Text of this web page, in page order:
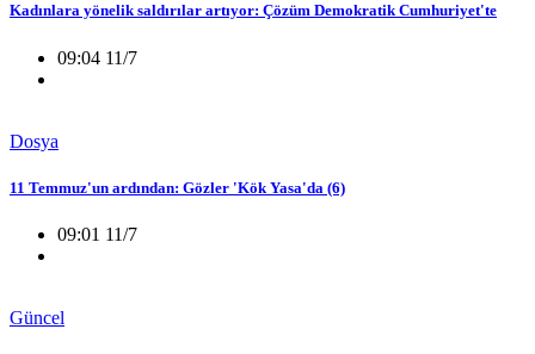
Kadınlara yönelik saldırılar artıyor: Çözüm Demokratik Cumhuriyet'te
09:04 11/7
Dosya
11 Temmuz'un ardından: Gözler 'Kök Yasa'da (6)
09:01 11/7
Güncel